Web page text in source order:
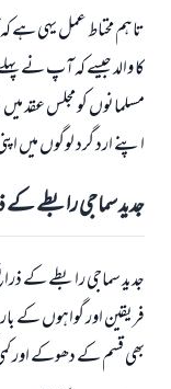
تاہم محتاط عمل یہی ہے
کا والد جیسے کہ آپ نے
مسلمانوں کو مجلس عقد میں
اپنے ارد گرد لوگوں میں
جدید سماجی رابطے
جدید سماجی رابطے کے
فریقین اور گواہوں کے
بھی قسم کے دھوکے اور